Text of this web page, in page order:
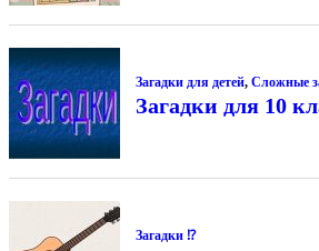
Загадки для детей, Сложные
Загадки для 10
Загадки ⁉